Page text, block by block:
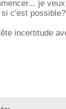
je
c'est possible?
incertitude